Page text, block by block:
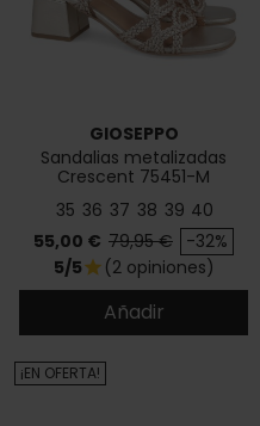
GIOSEPPO
Sandalias metalizadas
Crescent 75451-M
35 36 37 38 39 40
Precio
55,00 € Precio base
79,95 € -32%
5/5star (2 opiniones)
Añadir
¡EN OFERTA!